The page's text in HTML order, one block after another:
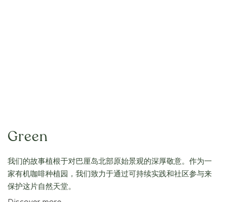
Green
我们的故事植根于对巴厘岛北部原始景观的深厚敬意。作为一
家有机咖啡种植园，我们致力于通过可持续实践和社区参与来
保护这片自然天堂。